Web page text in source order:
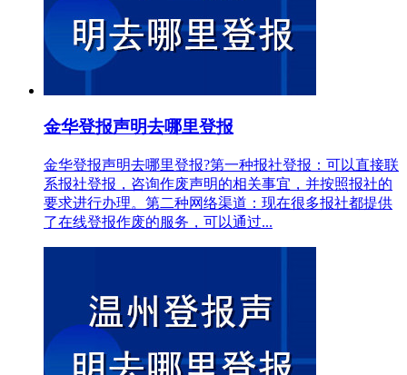
金华登报声明去哪里登报
金华登报声明去哪里登报?第一种报社登报：可以直接联
系报社登报，咨询作废声明的相关事宜，并按照报社的
要求进行办理。第二种网络渠道：现在很多报社都提供
了在线登报作废的服务，可以通过...